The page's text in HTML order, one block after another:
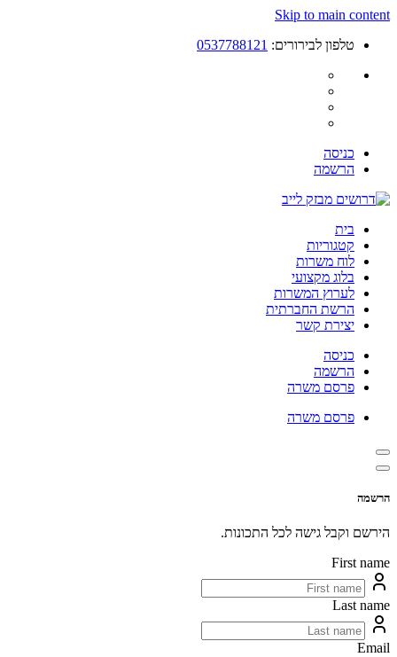
Skip to main content
טלפון לבירורים: 0537788121
כניסה
הרשמה
בית
קטגוריות
לוח משרות
בלוג מקצועי
לערוץ המשרות
הרשת החברתית
יצירת קשר
כניסה
הרשמה
פרסם משרה
פרסם משרה
הרשמה
הירשם וקבל גישה לכל התכונות.
First name
Last name
Email